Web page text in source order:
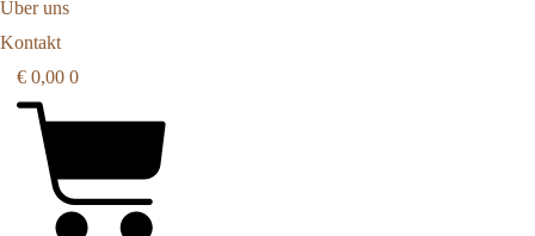
Über uns
Kontakt
€ 0,00 0